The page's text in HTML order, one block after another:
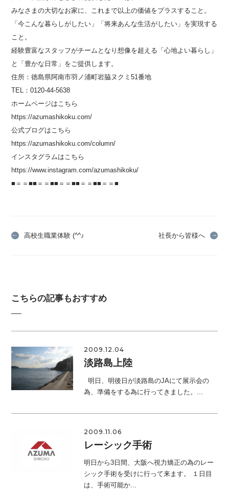
みなさまの大切なお家に、これまで以上の価値をプラスすること。
「今こんな暮らしがしたい」「将来あんな生活がしたい」を実現する
こと。
経験豊富なスタッフがチームとなり想像を超える「心地よい暮らし」
と「豊かな日常」をご提供します。
住所：徳島県阿南市羽ノ浦町岩脇ヌクミ51番地
TEL：0120-44-5638
ホームページはこちら
https://azumashikoku.com/
公式ブログはこちら
https://azumashikoku.com/column/
インスタグラムはこちら
https://www.instagram.com/azumashikoku/
■＝＝■■＝＝■■＝＝■■＝＝■■＝＝■
高校生職業体験 (^^♪ 社長から皆様へ
こちらの記事もおすすめ
2009.12.04
淡路島上陸
明日、明後日が淡路島のJAにて展示会の
為、準備をする為に行ってきました。...
2009.11.06
レーシック手術
明日から3日間、大阪へ視力矯正の為のレー
シック手術を受けに行って来ます。 １日目
は、手術可能か...